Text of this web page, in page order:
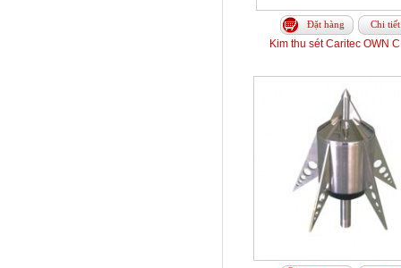
Đặt hàng Chi tiết
Kim thu sét Caritec OWN